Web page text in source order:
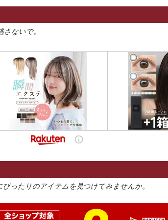
ないで。
ったりのアイテムを見つけてみませんか。